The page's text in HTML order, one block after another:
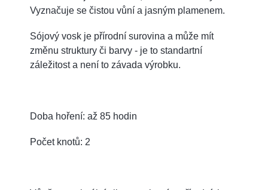
Vyznačuje se čistou vůní a jasným plamenem.
Sójový vosk je přírodní surovina a může mít
změnu struktury či barvy - je to standartní
záležitost a není to závada výrobku.
Doba hoření: až 85 hodin
Počet knotů: 2